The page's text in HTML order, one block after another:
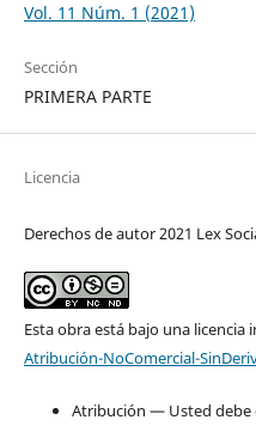
Vol. 11 Núm. 1 (2021)
Sección
PRIMERA PARTE
Licencia
Derechos de autor 2021 Lex
Esta obra está bajo una licencia
Atribución-NoComercial-
Atribución — Usted debe